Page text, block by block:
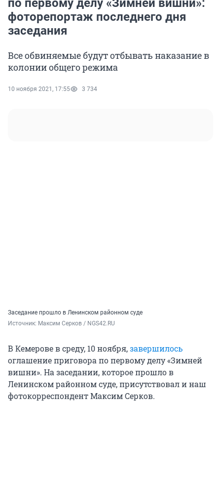
по первому делу «Зимней вишни»:
фоторепортаж последнего дня
заседания
Все обвиняемые будут отбывать наказание в
колонии общего режима
10 ноября 2021, 17:55 3 734
Заседание прошло в Ленинском районном суде
Источник: Максим Серков / NGS42.RU
В Кемерове в среду, 10 ноября,завершилось
оглашение приговора по первому делу «Зимней
вишни». На заседании, которое прошло в
Ленинском районном суде, присутствовал и наш
фотокорреспондент Максим Серков.